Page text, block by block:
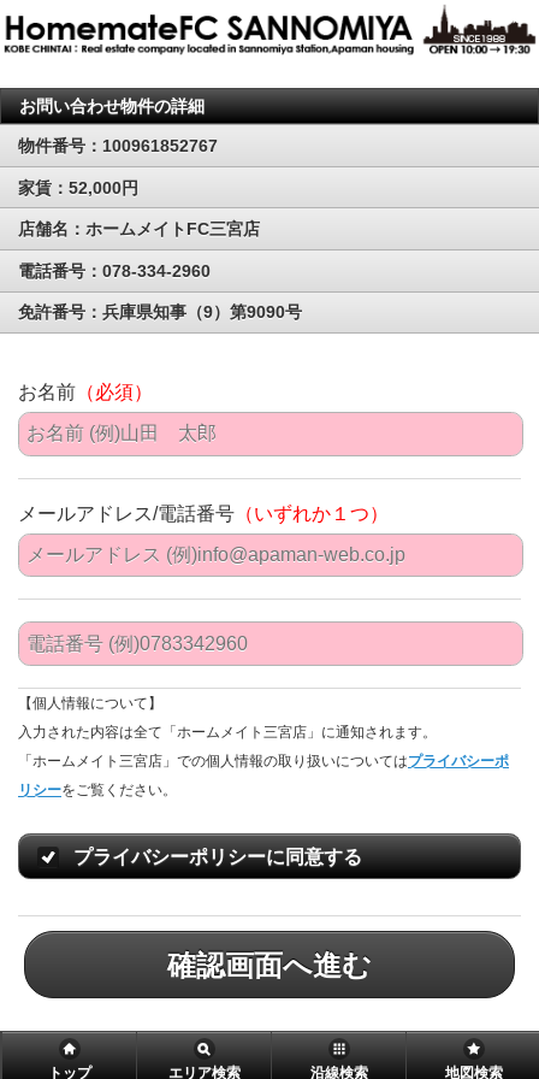
お問い合わせ物件の詳細
物件番号：100961852767
家賃：52,000円
店舗名：ホームメイトFC三宮店
電話番号：078-334-2960
免許番号：兵庫県知事（9）第9090号
お名前 （必須）
メールアドレス/電話番号 （いずれか１つ）
【個人情報について】
入力された内容は全て「ホームメイト三宮店」に通知されます。
「ホームメイト三宮店」での個人情報の取り扱いについてはプライバシーポ
リシーをご覧ください。
プライバシーポリシーに同意する
確認画面へ進む
トップ エリア検索 沿線検索 地図検索